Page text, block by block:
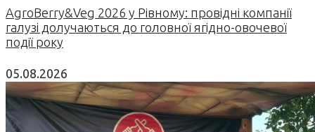
AgroBerry&Veg 2026 у Рівному: провідні компанії
галузі долучаються до головної ягідно-овочевої
події року
05.08.2026